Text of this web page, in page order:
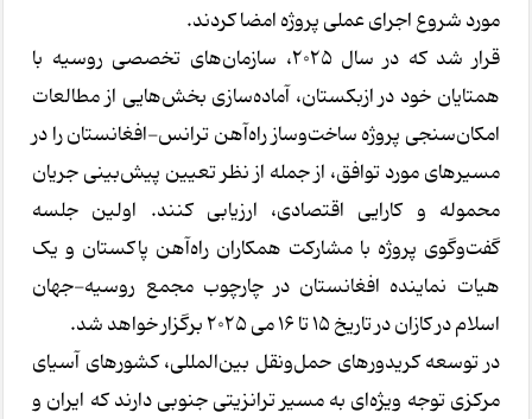
مورد شروع اجرای عملی پروژه امضا کردند.
قرار شد که در سال ۲۰۲۵، سازمان‌های تخصصی روسیه با
همتایان خود در ازبکستان، آماده‌سازی بخش‌هایی از مطالعات
امکان‌سنجی پروژه ساخت‌وساز راه‌آهن ترانس-افغانستان را در
مسیرهای مورد توافق، از جمله از نظر تعیین پیش‌بینی جریان
محموله و کارایی اقتصادی، ارزیابی کنند. اولین جلسه
گفت‌وگوی پروژه با مشارکت همکاران راه‌آهن پاکستان و یک
هیات نماینده افغانستان در چارچوب مجمع روسیه-جهان
اسلام در کازان در تاریخ ۱۵ تا ۱۶ می ۲۰۲۵ برگزار خواهد شد.
در توسعه کریدورهای حمل‌ونقل بین‌المللی، کشورهای آسیای
مرکزی توجه ویژه‌ای به مسیر ترانزیتی جنوبی دارند که ایران و